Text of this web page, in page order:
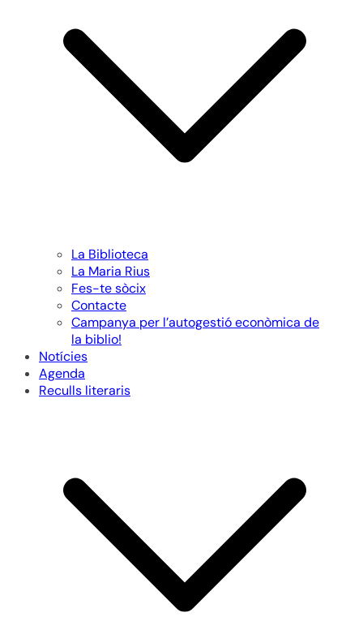
La Biblioteca
La Maria Rius
Fes-te sòcix
Contacte
Campanya per l’autogestió econòmica de
la biblio!
Notícies
Agenda
Reculls literaris